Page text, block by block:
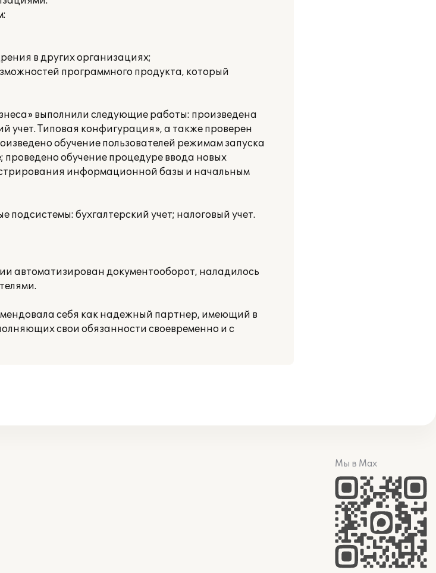
в других организациях;
программного продукта, который
выполнили следующие работы: произведена
учет. Типовая конфигурация», а также проверен
обучение пользователей режимам запуска
обучение процедуре ввода новых
информационной базы и начальным
бухгалтерский учет; налоговый учет.
автоматизирован документооборот, наладилось
себя как надежный партнер, имеющий в
свои обязанности своевременно и с
Мы в Max